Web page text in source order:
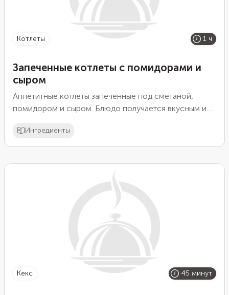
котлеты 1 ч
Запеченные котлеты с помидорами и
сыром
Аппетитные котлеты запеченные под сметаной,
помидором и сыром. Блюдо получается вкусным и
Ингредиенты
кекс 45 минут